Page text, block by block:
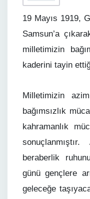
19 Mayıs 1919,
Samsun’a
milletimizin
kaderini tayin
Milletimizin
bağımsızlık
kahramanlık
beraberlik
günü gençlere
geleceğe